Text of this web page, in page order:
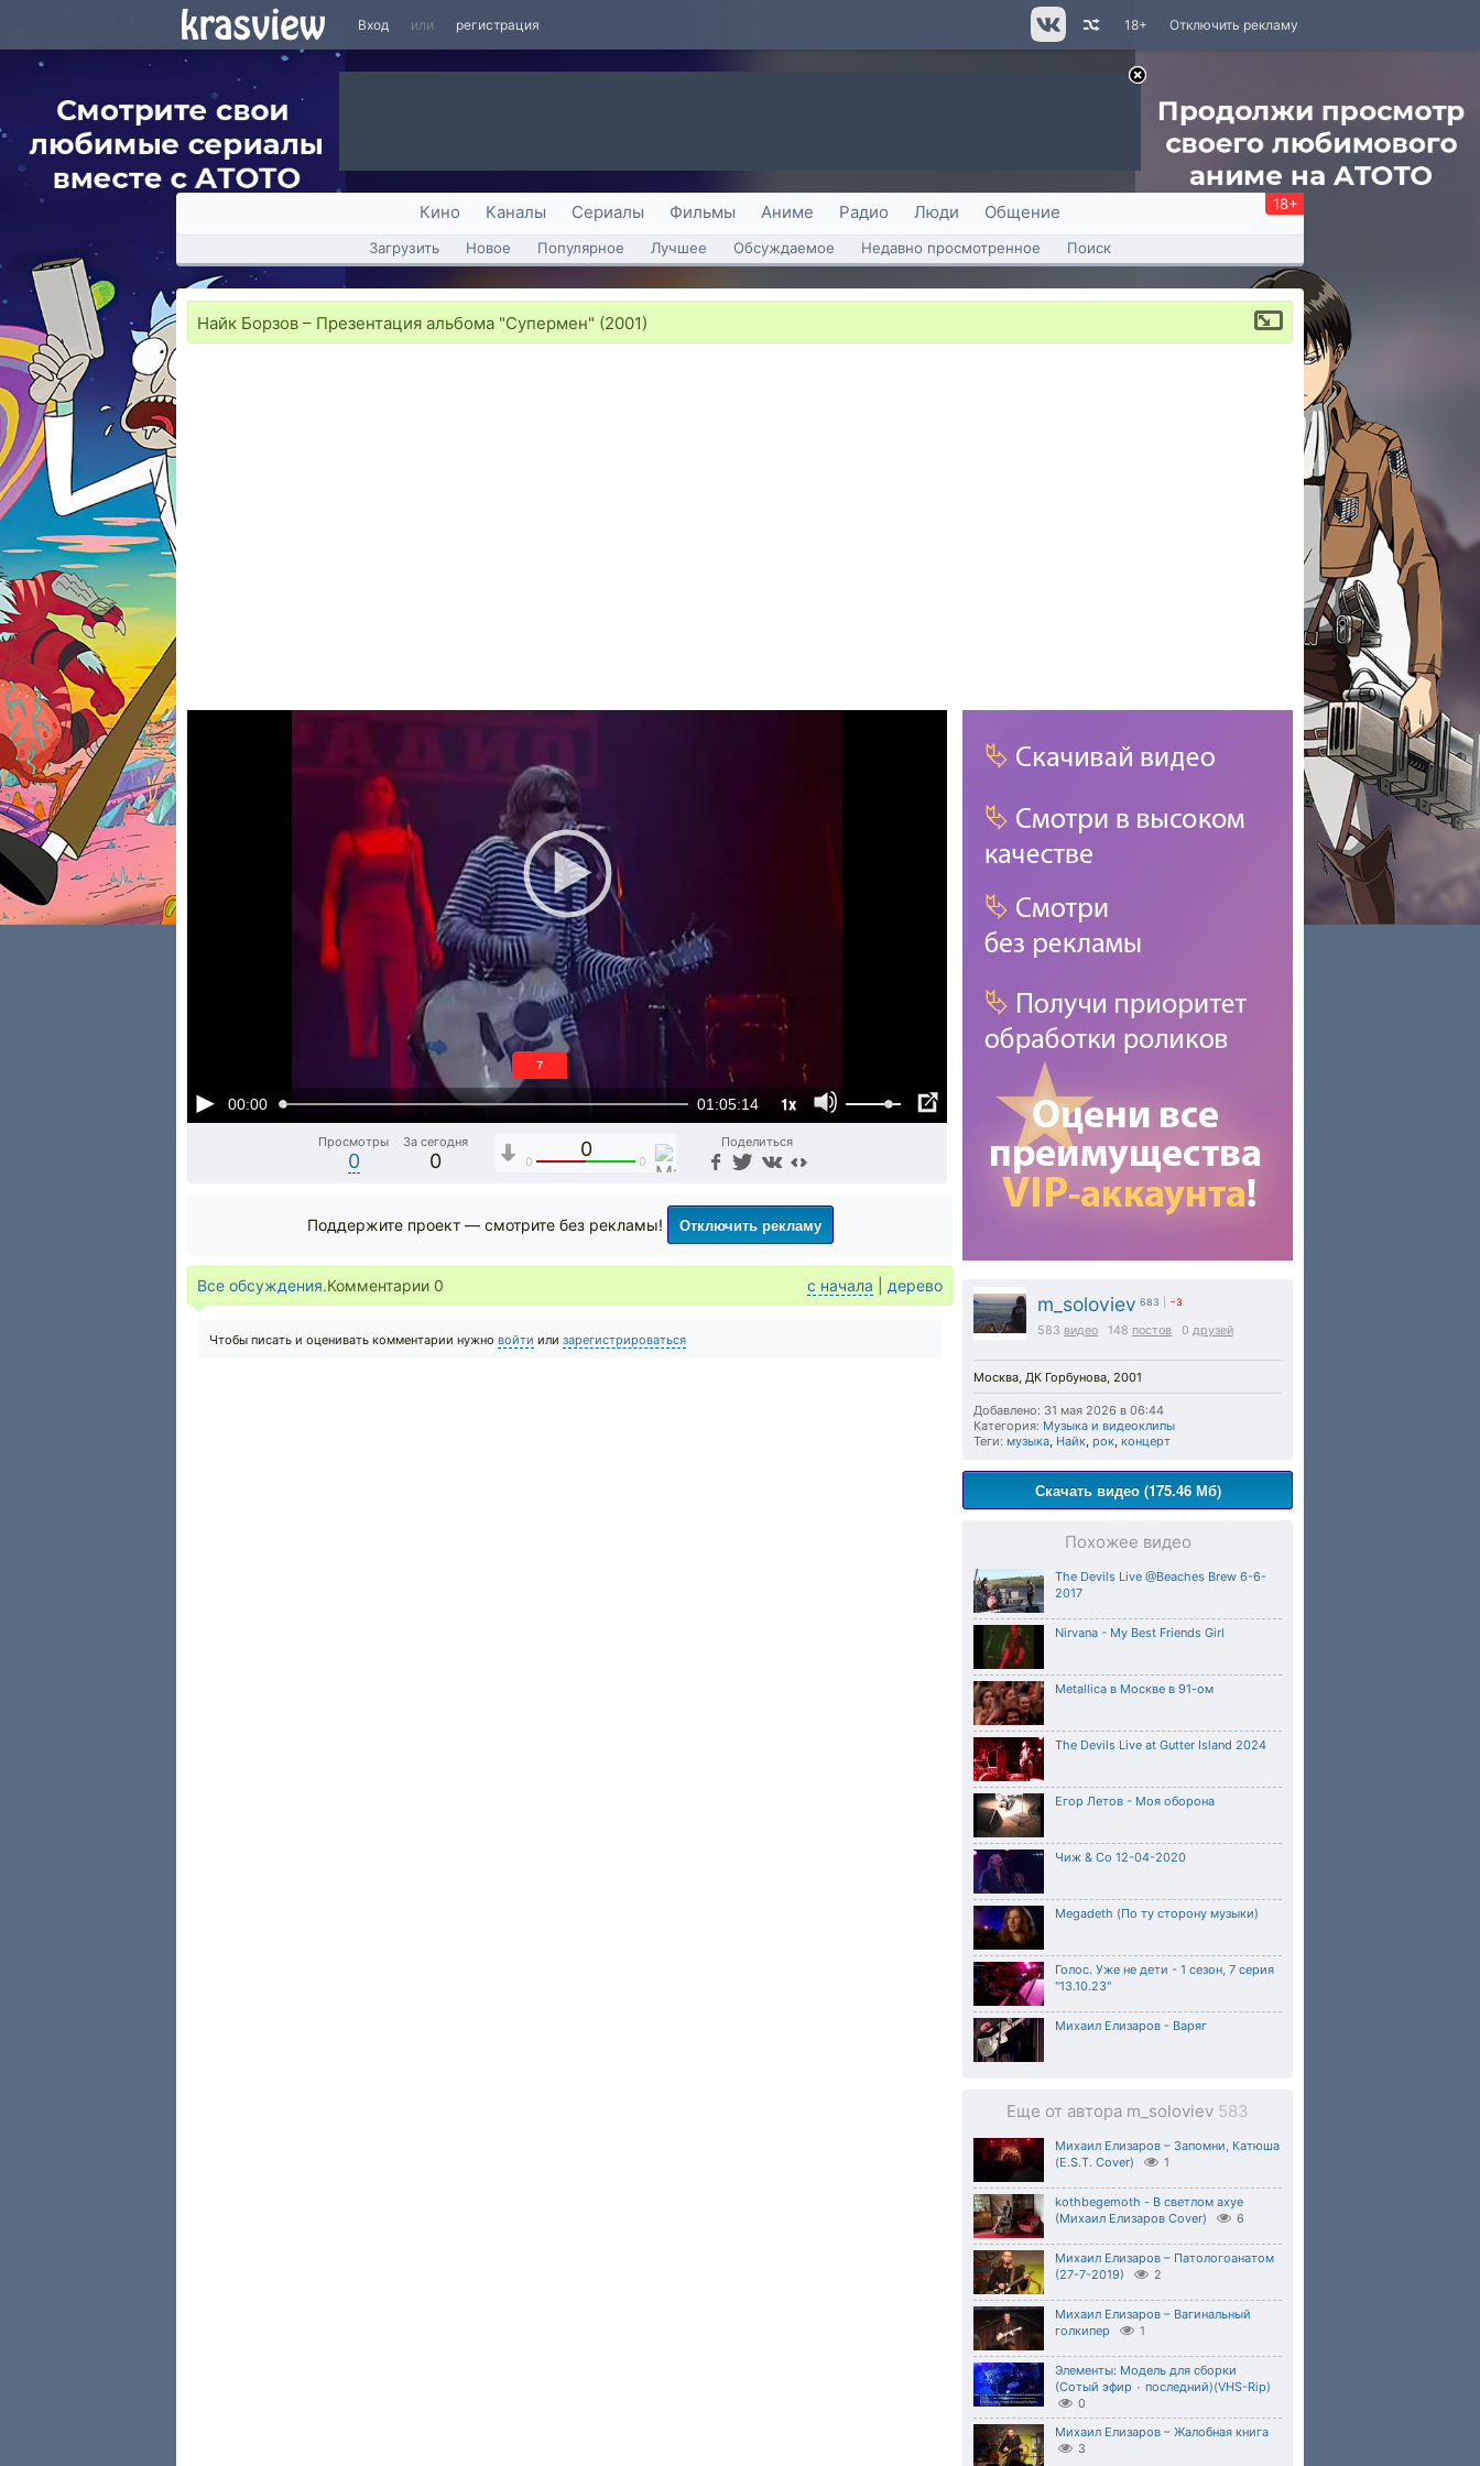
Вход или регистрация Отключить рекламу
18+
Кино Каналы Сериалы Фильмы Аниме Радио Люди Общение 18+
Загрузить Новое Популярное Лучшее Обсуждаемое Недавно просмотренное Поиск
Найк Борзов – Презентация альбома "Супермен" (2001)
00:00 01:05:14 1x
6
Просмотры
0
За сегодня
0
0
0 0
Поделиться
m_soloviev 683 −3
583 видео 148 постов 0 друзей
Москва, ДК Горбунова, 2001
Добавлено: 31 мая 2026 в 06:44
Категория: Музыка и видеоклипы
Теги: музыка, Найк, рок, концерт
Скачать видео (175.46 Мб)
Похожее видео
The Devils Live @Beaches Brew 6-6-
2017
Nirvana - My Best Friends Girl
Metallica в Москве в 91-ом
The Devils Live at Gutter Island 2024
Егор Летов - Моя оборона
Чиж & Co 12-04-2020
Megadeth (По ту сторону музыки)
Голос. Уже не дети - 1 сезон, 7 серия
"13.10.23"
Михаил Елизаров - Варяг
Еще от автора m_soloviev 583
Михаил Елизаров – Запомни, Катюша
(E.S.T. Cover)
1
kothbegemoth - В светлом ахуе
(Михаил Елизаров Cover)
6
Михаил Елизаров – Патологоанатом
(27-7-2019)
2
Михаил Елизаров – Вагинальный
голкипер
1
Элементы: Модель для сборки
(Сотый эфир ٠ последний)(VHS-Rip)
0
Михаил Елизаров – Жалобная книга
3
Поддержите проект — смотрите без рекламы! Отключить рекламу
Все обсуждения.Комментарии 0 с начала дерево
Чтобы писать и оценивать комментарии нужно войти или зарегистрироваться